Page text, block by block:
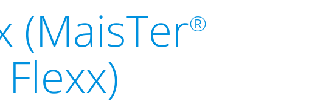
(MaisTer®
Flexx)